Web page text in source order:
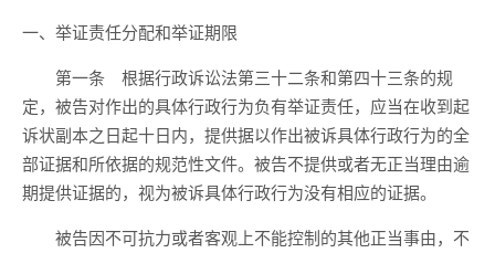
一、举证责任分配和举证期限
第一条 根据行政诉讼法第三十二条和第四十三条的规
定，被告对作出的具体行政行为负有举证责任，应当在收到起
诉状副本之日起十日内，提供据以作出被诉具体行政行为的全
部证据和所依据的规范性文件。被告不提供或者无正当理由逾
期提供证据的，视为被诉具体行政行为没有相应的证据。
被告因不可抗力或者客观上不能控制的其他正当事由，不